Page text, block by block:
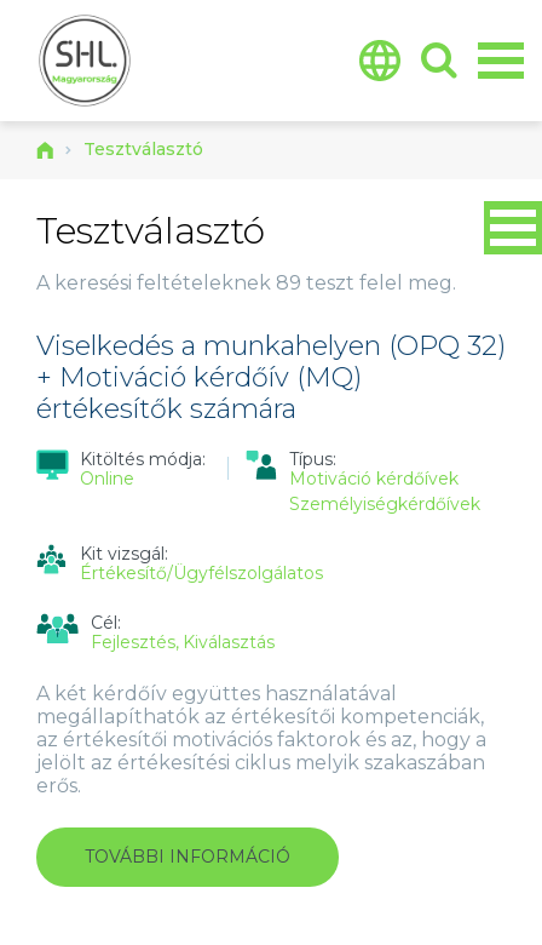
Tesztválasztó
Tesztválasztó
A keresési feltételeknek 89 teszt felel meg.
Viselkedés a munkahelyen (OPQ 32)
+ Motiváció kérdőív (MQ)
értékesítők számára
Kitöltés módja:
Online
Típus:
Motiváció kérdőívek
Személyiségkérdőívek
Kit vizsgál:
Értékesítő/Ügyfélszolgálatos
Cél:
Fejlesztés Kiválasztás
A két kérdőív együttes használatával
megállapíthatók az értékesítői kompetenciák,
az értékesítői motivációs faktorok és az, hogy a
jelölt az értékesítési ciklus melyik szakaszában
erős.
TOVÁBBI INFORMÁCIÓ VISELKEDÉS